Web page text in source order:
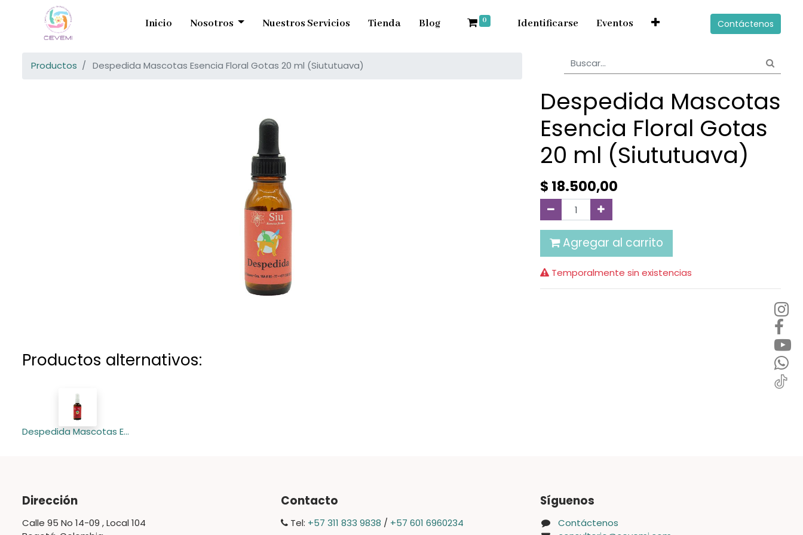
Inicio Nosotros Nuestros Servicios Tienda Blog 0 Identificarse Eventos Contáctenos
Productos Despedida Mascotas Esencia Floral Gotas 20 ml (Siututuava)
Despedida Mascotas
Esencia Floral Gotas
20 ml (Siututuava)
$ 18.500,00
Agregar al carrito
Temporalmente sin existencias
Productos alternativos:
Despedida Mascotas Esencia Floral Spray 50 ml (Siututua
Dirección
Calle 95 No 14-09 , Local 104
Contacto
Tel: +57 311 833 9838 / +57 601 6960234
Síguenos
Contáctenos